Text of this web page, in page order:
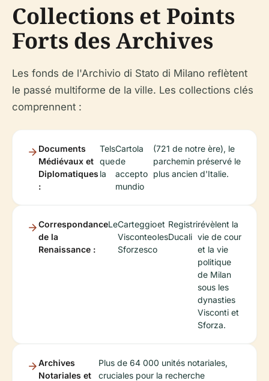
Collections et Points
Forts des Archives
Les fonds de l'Archivio di Stato di Milano reflètent
le passé multiforme de la ville. Les collections clés
comprennent :
Documents
Médiévaux et
Diplomatiques
:
Tels
que
la
Cartola
de
accepto
mundio
(721 de notre ère), le
parchemin préservé le
plus ancien d'Italie.
Correspondance
de la
Renaissance :
LeCarteggio
Visconteo
Sforzesco
et
les
Registri
Ducali
révèlent la
vie de cour
et la vie
politique
de Milan
sous les
dynasties
Visconti et
Sforza.
Archives
Notariales et
Plus de 64 000 unités notariales,
cruciales pour la recherche